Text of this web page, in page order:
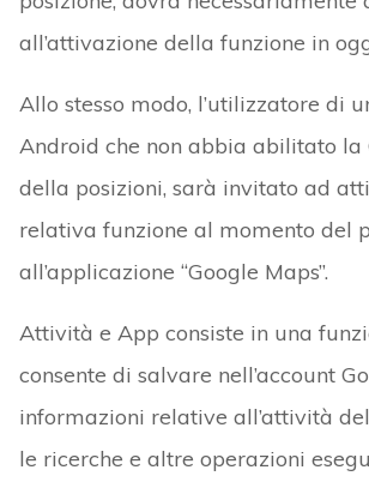
all’attivazione della funzione in
Allo stesso modo, l’utilizzatore di
Android che non abbia abilitato la
della posizioni, sarà invitato ad
relativa funzione al momento del
all’applicazione “Google Maps”.
Attività e App consiste in una
consente di salvare nell’account
informazioni relative all’attività
le ricerche e altre operazioni